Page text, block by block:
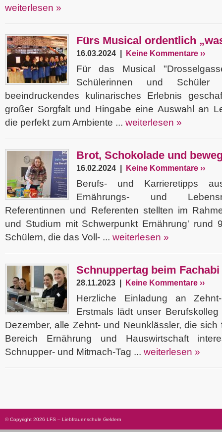
weiterlesen »
Fürs Musical ordentlich
16.03.2024 | Keine Kommentare ››
Für das Musical
Schülerinnen und
beeindruckendes kulinarisches Erlebnis
großer Sorgfalt und Hingabe eine Auswahl an
die perfekt zum Ambiente ... weiterlesen »
Brot, Schokolade und
16.02.2024 | Keine Kommentare ››
Berufs- und Karrieretipps
Ernährungs- und
Referentinnen und Referenten stellten im
und Studium mit Schwerpunkt Ernährung' rund
Schülern, die das Voll- ... weiterlesen »
Schnuppertag beim
28.11.2023 | Keine Kommentare ››
Herzliche Einladung an
Erstmals lädt unser
Dezember, alle Zehnt- und Neunklässler, die
Bereich Ernährung und Hauswirtschaft
Schnupper- und Mitmach-Tag ... weiterlesen »
© Copyright 2026 LFS – Liebfrauenschule Geldern